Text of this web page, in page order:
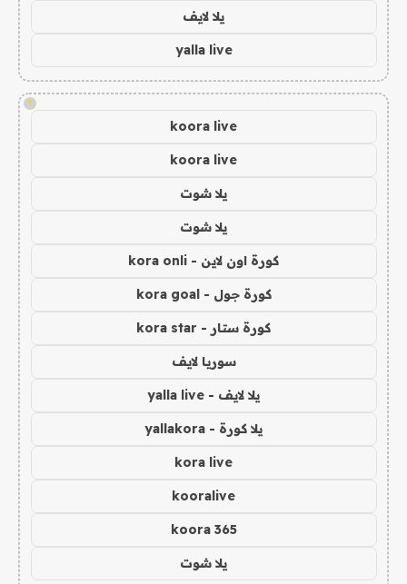
يلا لايف
yalla live
!
koora live
koora live
يلا شوت
يلا شوت
كورة اون لاين - kora onli
كورة جول - kora goal
كورة ستار - kora star
سوريا لايف
يلا لايف - yalla live
يلا كورة - yallakora
kora live
kooralive
koora 365
يلا شوت